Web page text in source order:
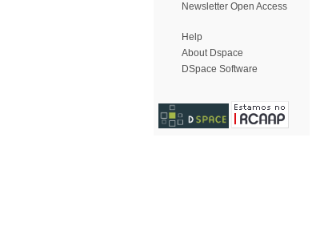
Newsletter Open Access
Help
About Dspace
DSpace Software